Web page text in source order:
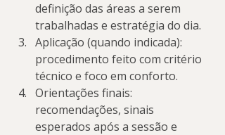
definição das áreas a serem
trabalhadas e estratégia do dia.
Aplicação (quando indicada):
procedimento feito com critério
técnico e foco em conforto.
Orientações finais:
recomendações, sinais
esperados após a sessão e